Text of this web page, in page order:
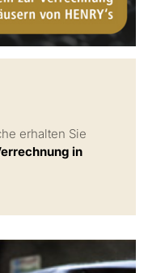
erhalten Sie
in